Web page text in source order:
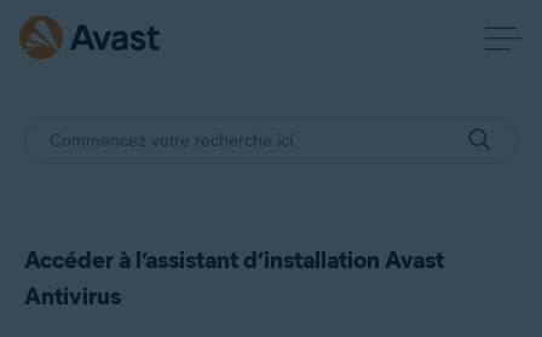
Accéder à l’assistant d’installation Avast
Antivirus